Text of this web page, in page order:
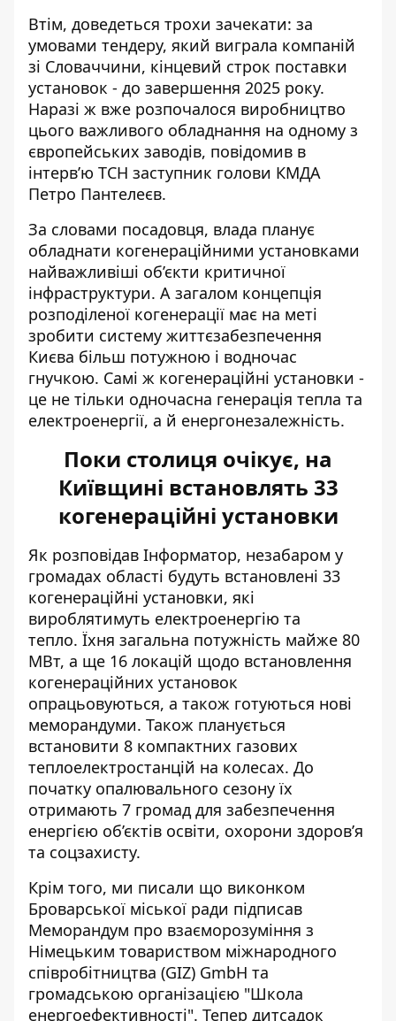
Втім, доведеться трохи зачекати: за
умовами тендеру, який виграла компаній
зі Словаччини, кінцевий строк поставки
установок - до завершення 2025 року.
Наразі ж вже розпочалося виробництво
цього важливого обладнання на одному з
європейських заводів, повідомив в
інтерв’ю ТСН заступник голови КМДА
Петро Пантелеєв.
За словами посадовця, влада планує
обладнати когенераційними установками
найважливіші об’єкти критичної
інфраструктури. А загалом концепція
розподіленої когенерації має на меті
зробити систему життєзабезпечення
Києва більш потужною і водночас
гнучкою. Самі ж когенераційні установки -
це не тільки одночасна генерація тепла та
електроенергії, а й енергонезалежність.
Поки столиця очікує, на
Київщині встановлять 33
когенераційні установки
Як розповідав Інформатор, незабаром у
громадах області будуть встановлені 33
когенераційні установки, які
вироблятимуть електроенергію та
тепло. Їхня загальна потужність майже 80
МВт, а ще 16 локацій щодо встановлення
когенераційних установок
опрацьовуються, а також готуються нові
меморандуми. Також планується
встановити 8 компактних газових
теплоелектростанцій на колесах. До
початку опалювального сезону їх
отримають 7 громад для забезпечення
енергією об’єктів освіти, охорони здоров’я
та соцзахисту.
Крім того, ми писали що виконком
Броварської міської ради підписав
Меморандум про взаєморозуміння з
Німецьким товариством міжнародного
співробітництва (GIZ) GmbH та
громадською організацією "Школа
енергоефективності". Тепер дитсадок